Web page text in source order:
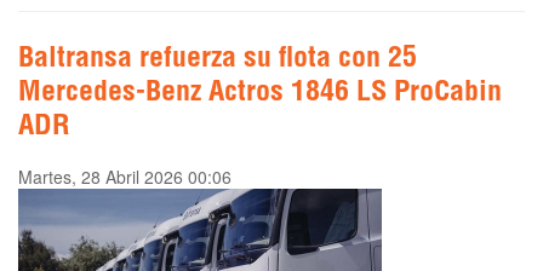
Baltransa refuerza su flota con 25
Mercedes-Benz Actros 1846 LS ProCabin
ADR
Martes, 28 Abril 2026 00:06